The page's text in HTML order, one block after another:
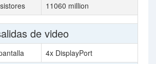
11060 million
de video
4x DisplayPort